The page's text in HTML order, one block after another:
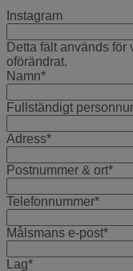
Instagram
Detta fält används
oförändrat.
Namn*
Fullständigt
Adress*
Postnummer & ort*
Telefonnummer*
Målsmans e-post*
Lag*